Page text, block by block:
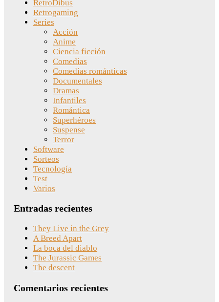
RetroDibus
Retrogaming
Series
Acción
Anime
Ciencia ficción
Comedias
Comedias románticas
Documentales
Dramas
Infantiles
Romántica
Superhéroes
Suspense
Terror
Software
Sorteos
Tecnología
Test
Varios
Entradas recientes
They Live in the Grey
A Breed Apart
La boca del diablo
The Jurassic Games
The descent
Comentarios recientes